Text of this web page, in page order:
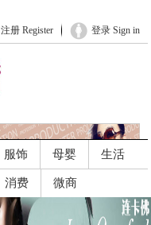
登录 Sign in
注册 Register
服饰 母婴 生活
消费 微商